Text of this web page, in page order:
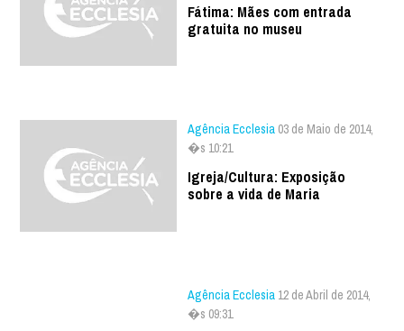
Fátima: Mães com entrada
gratuita no museu
Agência Ecclesia 03 de Maio de 2014,
�s 10:21
Igreja/Cultura: Exposição
sobre a vida de Maria
Agência Ecclesia 12 de Abril de 2014,
�s 09:31